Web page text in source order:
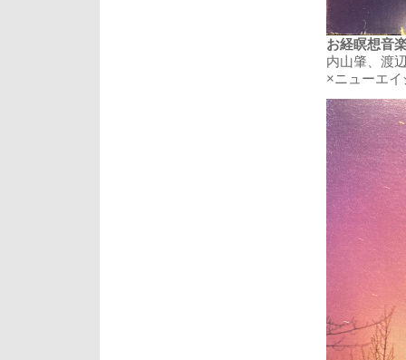
お経瞑想音
内山肇、渡
×ニューエ